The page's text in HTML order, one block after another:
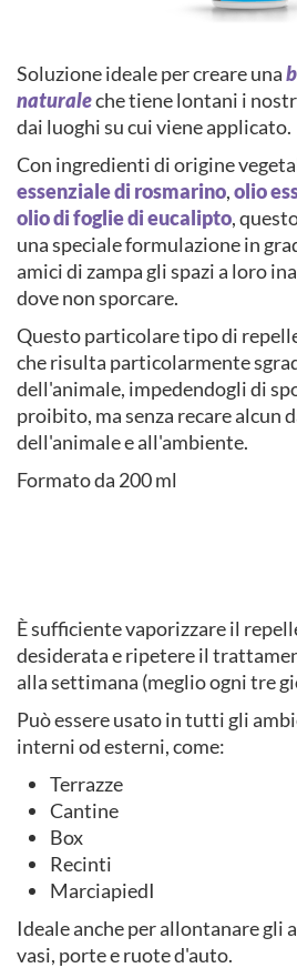
Soluzione ideale per creare una
naturaleche tiene lontani i
dai luoghi su cui viene applicato.
Con ingredienti di origine
essenziale di rosmarino,olio
olio di foglie di eucalipto,
una speciale formulazione in
amici di zampa gli spazi a loro
dove non sporcare.
Questo particolare tipo di
che risulta particolarmente
dell'animale, impedendogli di
proibito, ma senza recare alcun
dell'animale e all'ambiente.
Formato da 200 ml
È sufficiente vaporizzare il
desiderata e ripetere il
alla settimana (meglio ogni tre
Può essere usato in tutti gli
interni od esterni, come:
Terrazze
Cantine
Box
Recinti
MarciapiedI
Ideale anche per allontanare gli
vasi, porte e ruote d'auto.